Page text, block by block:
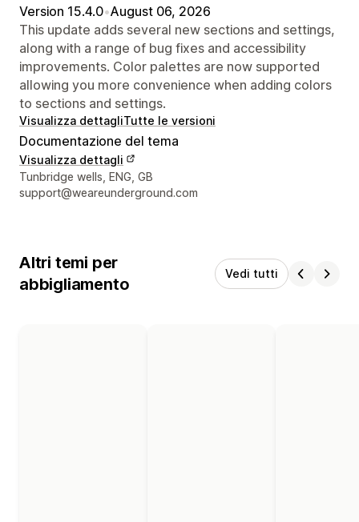
Version 15.4.0•August 06, 2026
This update adds several new sections and settings,
along with a range of bug fixes and accessibility
improvements. Color palettes are now supported
allowing you more convenience when adding colors
to sections and settings.
Visualizza dettagliTutte le versioni
Documentazione del tema
Visualizza dettagli
Recapiti del designer
Tunbridge wells, ENG, GB
support@weareunderground.com
Altri temi per
abbigliamento
Vedi tutti